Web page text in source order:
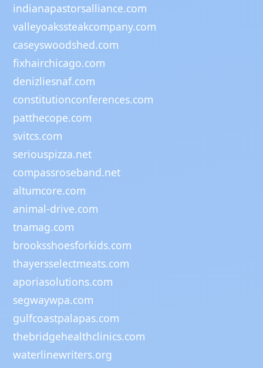
indianapastorsalliance.com
valleyoakssteakcompany.com
caseyswoodshed.com
fixhairchicago.com
denizliesnaf.com
constitutionconferences.com
patthecope.com
svitcs.com
seriouspizza.net
compassroseband.net
altumcore.com
animal-drive.com
tnamag.com
brooksshoesforkids.com
thayersselectmeats.com
aporiasolutions.com
segwaywpa.com
gulfcoastpalapas.com
thebridgehealthclinics.com
waterlinewriters.org